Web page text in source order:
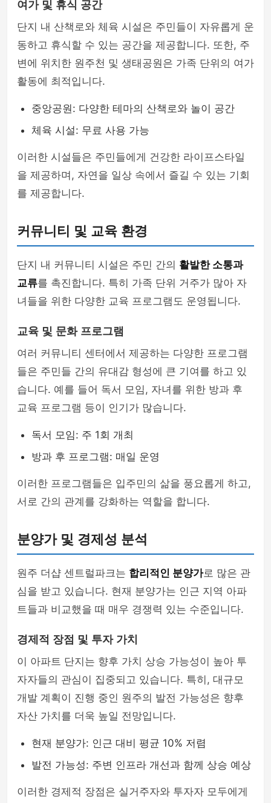
여가 및 휴식 공간
단지 내 산책로와 체육 시설은 주민들이 자유롭게 운
동하고 휴식할 수 있는 공간을 제공합니다. 또한, 주
변에 위치한 원주천 및 생태공원은 가족 단위의 여가
활동에 최적입니다.
중앙공원: 다양한 테마의 산책로와 놀이 공간
체육 시설: 무료 사용 가능
이러한 시설들은 주민들에게 건강한 라이프스타일
을 제공하며, 자연을 일상 속에서 즐길 수 있는 기회
를 제공합니다.
커뮤니티 및 교육 환경
단지 내 커뮤니티 시설은 주민 간의 활발한 소통과
교류를 촉진합니다. 특히 가족 단위 거주가 많아 자
녀들을 위한 다양한 교육 프로그램도 운영됩니다.
교육 및 문화 프로그램
여러 커뮤니티 센터에서 제공하는 다양한 프로그램
들은 주민들 간의 유대감 형성에 큰 기여를 하고 있
습니다. 예를 들어 독서 모임, 자녀를 위한 방과 후
교육 프로그램 등이 인기가 많습니다.
독서 모임: 주 1회 개최
방과 후 프로그램: 매일 운영
이러한 프로그램들은 입주민의 삶을 풍요롭게 하고,
서로 간의 관계를 강화하는 역할을 합니다.
분양가 및 경제성 분석
원주 더샵 센트럴파크는 합리적인 분양가로 많은 관
심을 받고 있습니다. 현재 분양가는 인근 지역 아파
트들과 비교했을 때 매우 경쟁력 있는 수준입니다.
경제적 장점 및 투자 가치
이 아파트 단지는 향후 가치 상승 가능성이 높아 투
자자들의 관심이 집중되고 있습니다. 특히, 대규모
개발 계획이 진행 중인 원주의 발전 가능성은 향후
자산 가치를 더욱 높일 전망입니다.
현재 분양가: 인근 대비 평균 10% 저렴
발전 가능성: 주변 인프라 개선과 함께 상승 예상
이러한 경제적 장점은 실거주자와 투자자 모두에게